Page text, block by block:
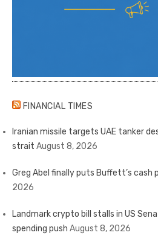
FINANCIAL TIMES
Iranian missile targets UAE tanker
strait August 8, 2026
Greg Abel finally puts Buffett’s cash
2026
Landmark crypto bill stalls in US
spending push August 8, 2026